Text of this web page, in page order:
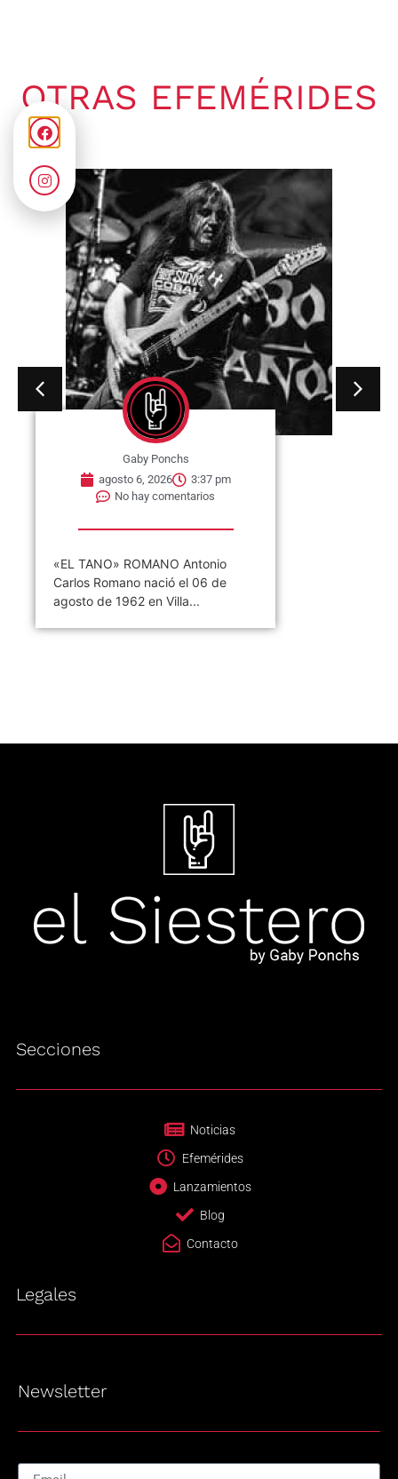
OTRAS EFEMÉRIDES
Gaby Ponchs
agosto 6, 2026
3:37 pm
No hay comentarios
«EL TANO» ROMANO Antonio
Carlos Romano nació el 06 de
agosto de 1962 en Villa...
Secciones
Noticias
Efemérides
Lanzamientos
Blog
Contacto
Legales
Newsletter